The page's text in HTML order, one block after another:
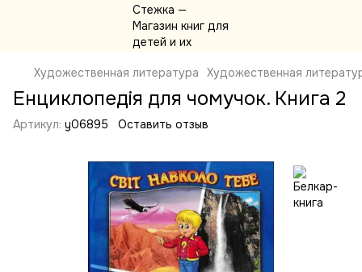
Художественная литература Художественная
Енциклопедія для чомучок. Книга 2
Артикул: y06895 Оставить отзыв